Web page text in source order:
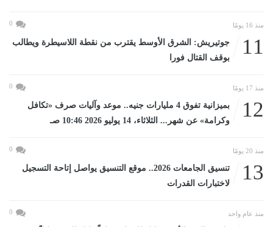
منذ 16 يومًا 0
11
جوتيريش: الشرق الأوسط يقترب من نقطة اللاسيطرة ويطالب
بوقف القتال فورا
منذ 17 يومًا 0
12
بميزانية تفوق 4 مليارات جنيه.. موعد وآليات صرف «تكافل
وكرامة» عن شهر... الثلاثاء، 14 يوليو 2026 10:46 صـ
منذ 20 يومًا 0
13
تنسيق الجامعات 2026.. موقع التنسيق يواصل إتاحة التسجيل
لاختبارات القدرات
منذ عام واحد 0